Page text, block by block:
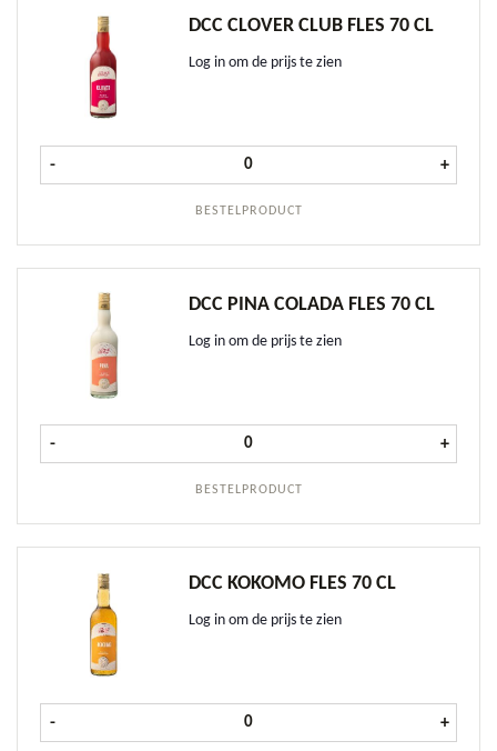
DCC CLOVER CLUB FLES 70 CL
Log in om de prijs te zien
BESTELPRODUCT
- DCC Clover Club fles 70 cl aantal
+
DCC PINA COLADA FLES 70 CL
Log in om de prijs te zien
BESTELPRODUCT
- DCC Pina Colada fles 70 cl aantal
+
DCC KOKOMO FLES 70 CL
Log in om de prijs te zien
- DCC Kokomo fles 70 cl aantal
+